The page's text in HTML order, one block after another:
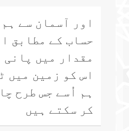
اور آسمان سے
حساب کے مطابق
مقدار میں پانی
اس کو زمین میں
ہم اُسے جس طرح
کر سکتے ہیں